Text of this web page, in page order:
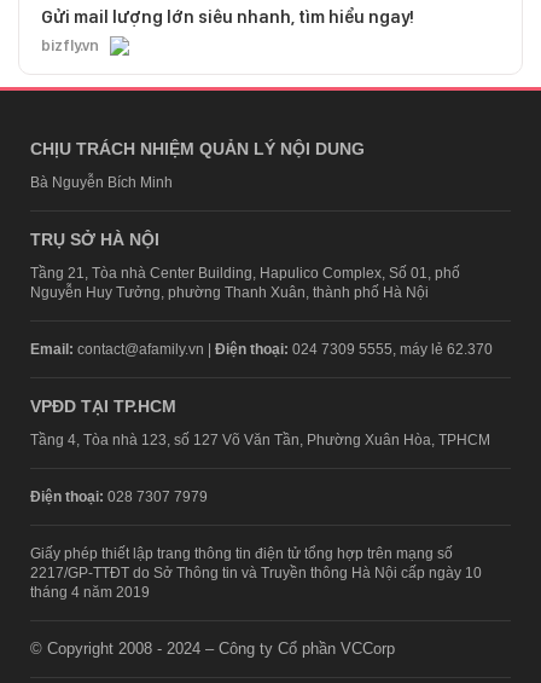
Gửi mail lượng lớn siêu nhanh, tìm hiểu ngay!
bizfly.vn
CHỊU TRÁCH NHIỆM QUẢN LÝ NỘI DUNG
Bà Nguyễn Bích Minh
TRỤ SỞ HÀ NỘI
Tầng 21, Tòa nhà Center Building, Hapulico Complex, Số 01, phố
Nguyễn Huy Tưởng, phường Thanh Xuân, thành phố Hà Nội
Email: contact@afamily.vn | Điện thoại: 024 7309 5555, máy lẻ 62.370
VPĐD TẠI TP.HCM
Tầng 4, Tòa nhà 123, số 127 Võ Văn Tần, Phường Xuân Hòa, TPHCM
Điện thoại: 028 7307 7979
Giấy phép thiết lập trang thông tin điện tử tổng hợp trên mạng số
2217/GP-TTĐT do Sở Thông tin và Truyền thông Hà Nội cấp ngày 10
tháng 4 năm 2019
© Copyright 2008 - 2024 – Công ty Cổ phần VCCorp